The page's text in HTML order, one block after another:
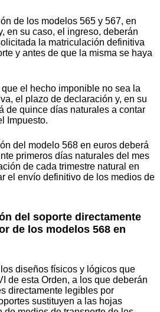
de los modelos 565 y 567, en
en su caso, el ingreso, deberán
la matriculación definitiva
y antes de que la misma se haya
el hecho imponible no sea la
el plazo de declaración y, en su
de quince días naturales a contar
Impuesto.
del modelo 568 en euros deberá
primeros días naturales del mes
de cada trimestre natural en
el envío definitivo de los medios de
del soporte directamente
de los modelos 568 en
diseños físicos y lógicos que
de esta Orden, a los que deberán
directamente legibles por
sustituyen a las hojas